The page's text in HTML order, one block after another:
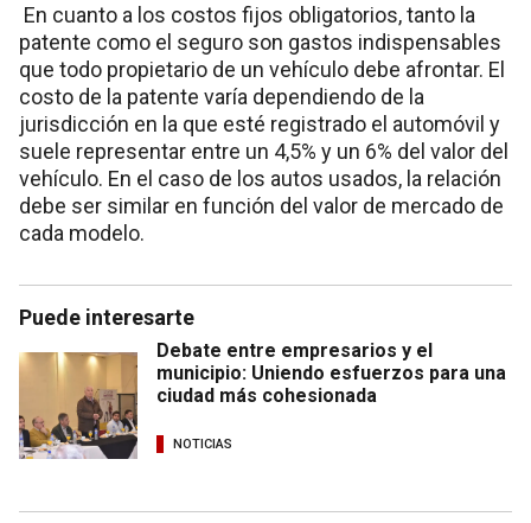
En cuanto a los costos fijos obligatorios, tanto la
patente como el seguro son gastos indispensables
que todo propietario de un vehículo debe afrontar. El
costo de la patente varía dependiendo de la
jurisdicción en la que esté registrado el automóvil y
suele representar entre un 4,5% y un 6% del valor del
vehículo. En el caso de los autos usados, la relación
debe ser similar en función del valor de mercado de
cada modelo.
Puede interesarte
Debate entre empresarios y el
municipio: Uniendo esfuerzos para una
ciudad más cohesionada
NOTICIAS